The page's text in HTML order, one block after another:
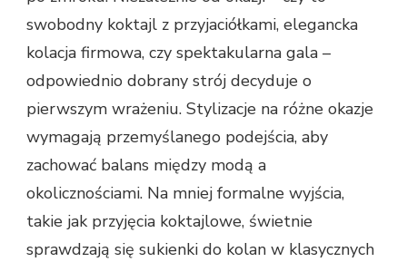
swobodny koktajl z przyjaciółkami, elegancka
kolacja firmowa, czy spektakularna gala –
odpowiednio dobrany strój decyduje o
pierwszym wrażeniu. Stylizacje na różne okazje
wymagają przemyślanego podejścia, aby
zachować balans między modą a
okolicznościami. Na mniej formalne wyjścia,
takie jak przyjęcia koktajlowe, świetnie
sprawdzają się sukienki do kolan w klasycznych